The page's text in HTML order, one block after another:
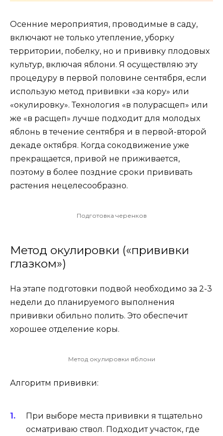
Осенние мероприятия, проводимые в саду,
включают не только утепление, уборку
территории, побелку, но и прививку плодовых
культур, включая яблони. Я осуществляю эту
процедуру в первой половине сентября, если
использую метод прививки «за кору» или
«окулировку». Технология «в полурасщеп» или
же «в расщеп» лучше подходит для молодых
яблонь в течение сентября и в первой-второй
декаде октября. Когда сокодвижение уже
прекращается, привой не приживается,
поэтому в более поздние сроки прививать
растения нецелесообразно.
Подготовка черенков
Метод окулировки («прививки
глазком»)
На этапе подготовки подвой необходимо за 2-3
недели до планируемого выполнения
прививки обильно полить. Это обеспечит
хорошее отделение коры.
Метод окулировки яблони
Алгоритм прививки:
При выборе места прививки я тщательно
осматриваю ствол. Подходит участок, где